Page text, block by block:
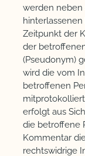
werden neben
Zeitpunkt der
der
(Pseudonym)
wird die vom
betroffenen
erfolgt aus
die betroffene
Kommentar
rechtswidrige